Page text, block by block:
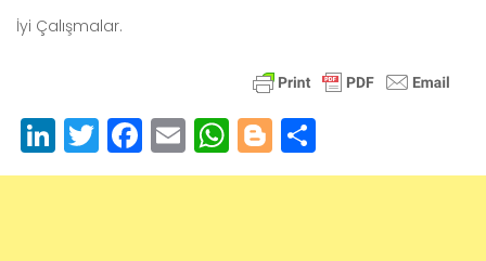
İyi Çalışmalar.
LinkedIn
Twitter
Facebook
EmailWhatsApp
Blogger